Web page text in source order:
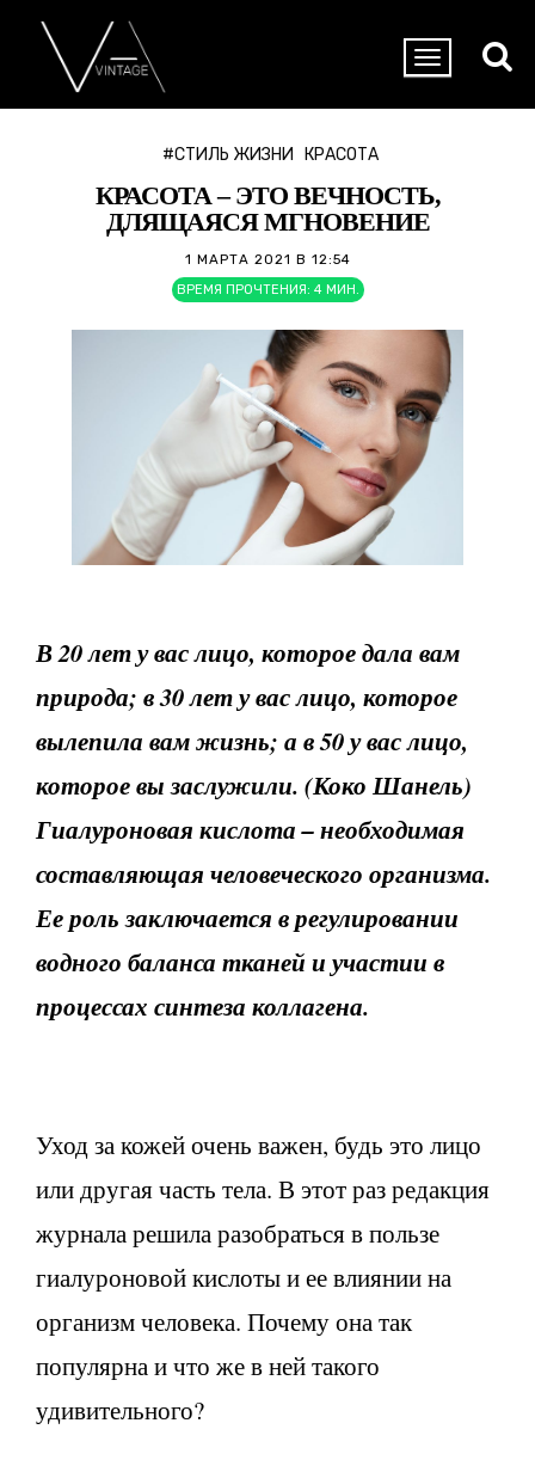
#СТИЛЬ ЖИЗНИ КРАСОТА
КРАСОТА – ЭТО ВЕЧНОСТЬ,
ДЛЯЩАЯСЯ МГНОВЕНИЕ
1 МАРТА 2021 В 12:54
ВРЕМЯ ПРОЧТЕНИЯ: 4 МИН.
В 20 лет у вас лицо, которое дала вам
природа; в 30 лет у вас лицо, которое
вылепила вам жизнь; а в 50 у вас лицо,
которое вы заслужили. (Коко Шанель)
Гиалуроновая кислота – необходимая
составляющая человеческого организма.
Ее роль заключается в регулировании
водного баланса тканей и участии в
процессах синтеза коллагена.
Уход за кожей очень важен, будь это лицо
или другая часть тела. В этот раз редакция
журнала решила разобраться в пользе
гиалуроновой кислоты и ее влиянии на
организм человека. Почему она так
популярна и что же в ней такого
удивительного?